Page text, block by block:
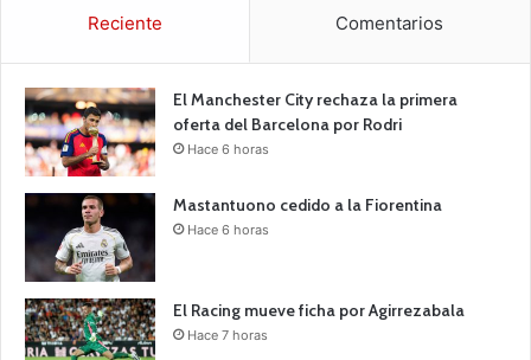
Reciente Comentarios
El Manchester City rechaza la primera
oferta del Barcelona por Rodri
Hace 6 horas
Mastantuono cedido a la Fiorentina
Hace 6 horas
El Racing mueve ficha por Agirrezabala
Hace 7 horas